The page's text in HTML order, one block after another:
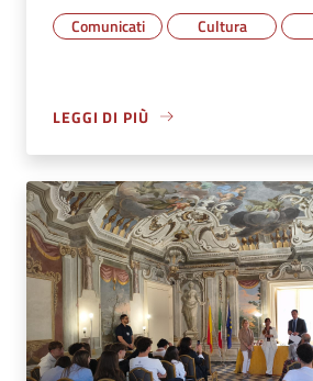
Comunicati Cultura
LEGGI DI PIÙ